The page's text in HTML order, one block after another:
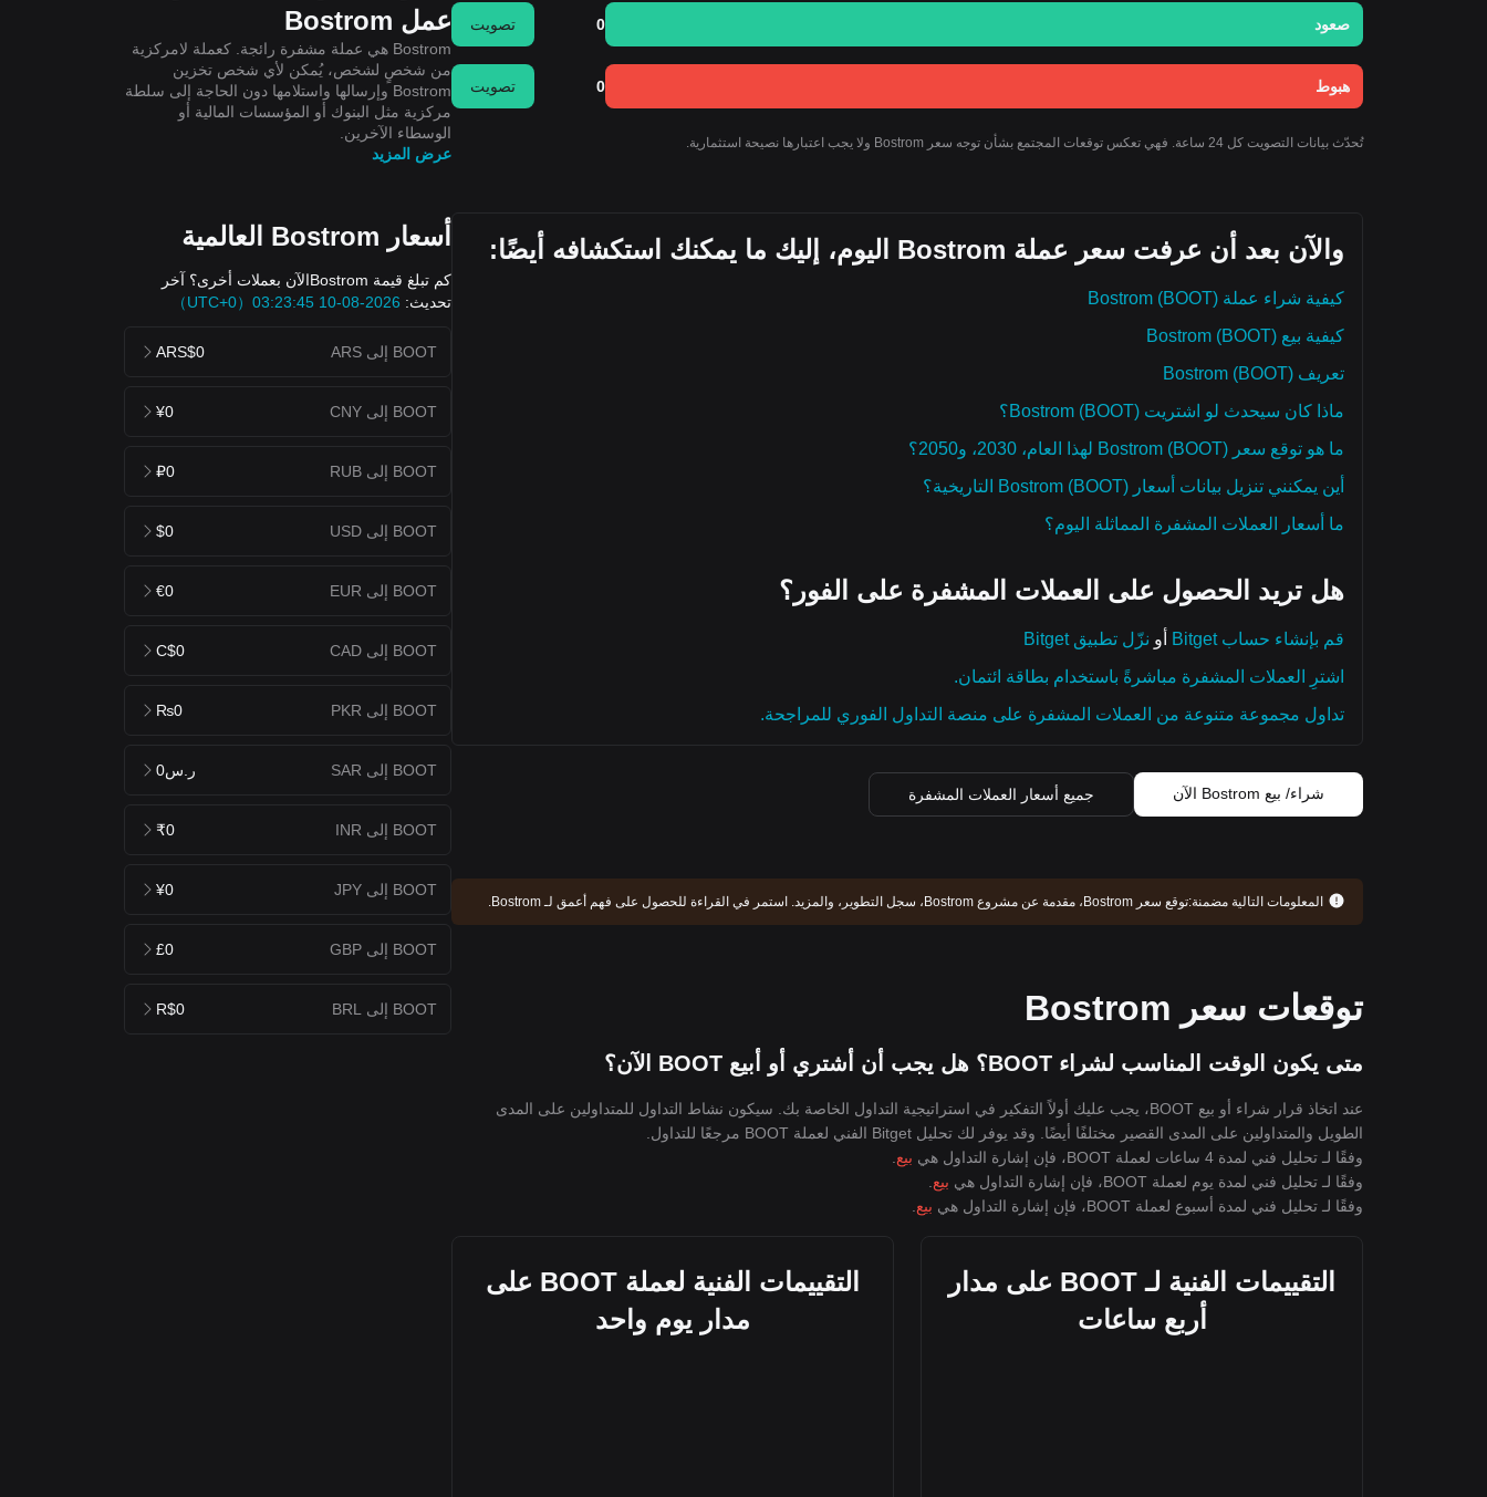
صعود 0 تصويت
هبوط 0 تصويت
تُحدّث بيانات التصويت كل 24 ساعة. فهي تعكس توقعات المجتمع بشأن توجه سعر Bostrom ولا يجب اعتبارها نصيحة استثمارية.
والآن بعد أن عرفت سعر عملة Bostrom اليوم، إليك ما يمكنك استكشافه أيضًا:
كيفية شراء عملة Bostrom (BOOT)
كيفية بيع Bostrom (BOOT)
تعريف Bostrom (BOOT)
ماذا كان سيحدث لو اشتريت Bostrom (BOOT)؟
ما هو توقع سعر Bostrom (BOOT) لهذا العام، 2030، و2050؟
أين يمكنني تنزيل بيانات أسعار Bostrom (BOOT) التاريخية؟
ما أسعار العملات المشفرة المماثلة اليوم؟
هل تريد الحصول على العملات المشفرة على الفور؟
قم بإنشاء حساب Bitget أو نزّل تطبيق Bitget
اشترِ العملات المشفرة مباشرةً باستخدام بطاقة ائتمان.
تداول مجموعة متنوعة من العملات المشفرة على منصة التداول الفوري للمراجحة.
شراء/ بيع Bostrom الآن جميع أسعار العملات المشفرة
المعلومات التالية مضمنة:توقع سعر Bostrom، مقدمة عن مشروع Bostrom، سجل التطوير، والمزيد. استمر في القراءة للحصول على فهم أعمق لـ Bostrom.
توقعات سعر Bostrom
متى يكون الوقت المناسب لشراء BOOT؟ هل يجب أن أشتري أو أبيع BOOT الآن؟
عند اتخاذ قرار شراء أو بيع BOOT، يجب عليك أولاً التفكير في استراتيجية التداول الخاصة بك. سيكون نشاط التداول للمتداولين على المدى
الطويل والمتداولين على المدى القصير مختلفًا أيضًا. وقد يوفر لك تحليل Bitget الفني لعملة BOOT مرجعًا للتداول.
وفقًا لـ تحليل فني لمدة 4 ساعات لعملة BOOT، فإن إشارة التداول هي
بيع
وفقًا لـ تحليل فني لمدة يوم لعملة BOOT، فإن إشارة التداول هي
بيع
وفقًا لـ تحليل فني لمدة أسبوع لعملة BOOT، فإن إشارة التداول هي
بيع
التقييمات الفنية لـ BOOT على مدار
أربع ساعات
التقييمات الفنية لعملة BOOT على
مدار يوم واحد
عمل Bostrom
Bostrom هي عملة مشفرة رائجة. كعملة لامركزية
من شخصٍ لشخص، يُمكن لأي شخص تخزين
Bostrom وإرسالها واستلامها دون الحاجة إلى سلطة
مركزية مثل البنوك أو المؤسسات المالية أو
الوسطاء الآخرين.
عرض المزيد
أسعار Bostrom العالمية
كم تبلغ قيمة Bostromالآن بعملات أخرى؟ آخر
تحديث: 2026-08-10 03:23:45（UTC+0）
BOOT إلى ARS ARS$0
BOOT إلى CNY ¥0
BOOT إلى RUB ₽0
BOOT إلى USD $0
BOOT إلى EUR €0
BOOT إلى CAD C$0
BOOT إلى PKR ₨0
BOOT إلى SAR ر.س0
BOOT إلى INR ₹0
BOOT إلى JPY ¥0
BOOT إلى GBP £0
BOOT إلى BRL R$0